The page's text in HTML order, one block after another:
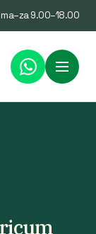
ma–za 9.00–18.00
Menu